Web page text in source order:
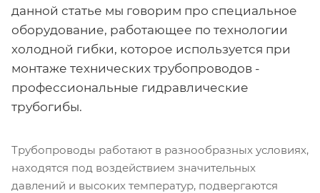
данной статье мы говорим про специальное
оборудование, работающее по технологии
холодной гибки, которое используется при
монтаже технических трубопроводов -
профессиональные гидравлические
трубогибы.
Трубопроводы работают в разнообразных условиях,
находятся под воздействием значительных
давлений и высоких температур, подвергаются